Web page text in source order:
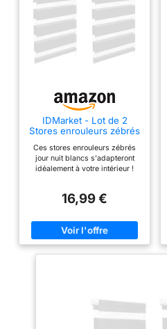
à
des
La
【
et
IDMarket - Lot de 2
Stores enrouleurs zébrés
170 CM Blancs
Ces stores enrouleurs zébrés
jour nuit blancs s'adapteront
idéalement à votre intérieur !
regards indiscrets. Taux
Intercaler ou superposer 2
bandes selon la luminosité.
Enrouleur plastique. Barre du
bas en acier. Toile en polyester.
16,99 €